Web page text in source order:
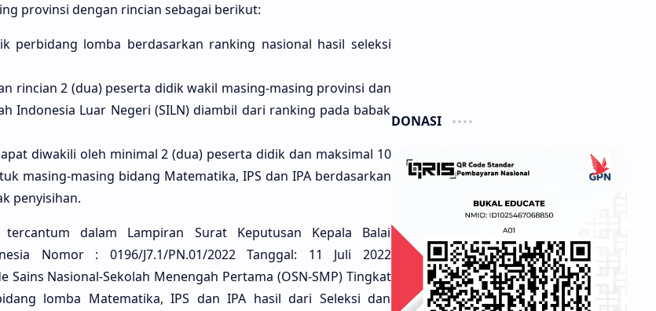
provinsi dengan rincian sebagai berikut:
perbidang lomba berdasarkan ranking nasional hasil seleksi
rincian 2 (dua) peserta didik wakil masing-masing provinsi dan
Indonesia Luar Negeri (SILN) diambil dari ranking pada babak
diwakili oleh minimal 2 (dua) peserta didik dan maksimal 10
masing-masing bidang Matematika, IPS dan IPA berdasarkan
penyisihan.
tercantum dalam Lampiran Surat Keputusan Kepala Balai
Nomor : 0196/J7.1/PN.01/2022 Tanggal: 11 Juli 2022
Sains Nasional-Sekolah Menengah Pertama (OSN-SMP) Tingkat
lomba Matematika, IPS dan IPA hasil dari Seleksi dan
DONASI